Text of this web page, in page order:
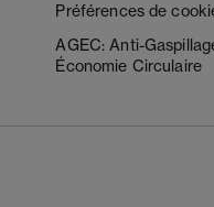
Préférences de
AGEC: Anti-
Économie Circulaire